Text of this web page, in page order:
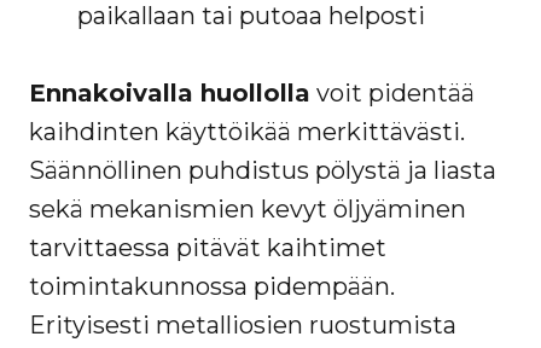
paikallaan tai putoaa helposti
Ennakoivalla huollolla voit pidentää
kaihdinten käyttöikää merkittävästi.
Säännöllinen puhdistus pölystä ja liasta
sekä mekanismien kevyt öljyäminen
tarvittaessa pitävät kaihtimet
toimintakunnossa pidempään.
Erityisesti metalliosien ruostumista